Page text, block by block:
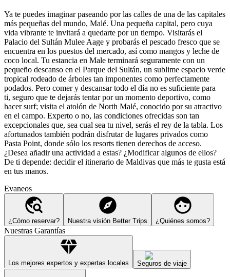
Ya te puedes imaginar paseando por las calles de una de las capitales
más pequeñas del mundo, Malé. Una pequeña capital, pero cuya
vida vibrante te invitará a quedarte por un tiempo. Visitarás el
Palacio del Sultán Mulee Aage y probarás el pescado fresco que se
encuentra en los puestos del mercado, así como mangos y leche de
coco local. Tu estancia en Male terminará seguramente con un
pequeño descanso en el Parque del Sultán, un sublime espacio verde
tropical rodeado de árboles tan imponentes como perfectamente
podados. Pero comer y descansar todo el día no es suficiente para
ti, seguro que te dejarás tentar por un momento deportivo, como
hacer surf; visita el atolón de North Malé, conocido por su atractivo
en el campo. Experto o no, las condiciones ofrecidas son tan
excepcionales que, sea cual sea tu nivel, serás el rey de la tabla. Los
afortunados también podrán disfrutar de lugares privados como
Pasta Point, donde sólo los resorts tienen derechos de acceso.
¿Desea añadir una actividad a estas? ¿Modificar algunos de ellos?
De ti depende: decidir el itinerario de Maldivas que más te gusta está
en tus manos.
Evaneos
¿Cómo reservar? Nuestra visión Better Trips ¿Quiénes somos?
Nuestras Garantías
Los mejores expertos y expertas locales Seguros de viaje